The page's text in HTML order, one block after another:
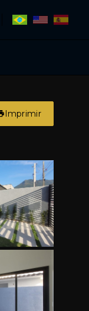
Imprimir